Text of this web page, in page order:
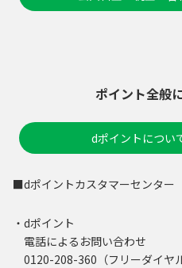
ポイント全般
dポイントについ
■dポイントカスタマーセンター
・dポイント
電話によるお問い合わせ
0120-208-360（フリーダイヤル